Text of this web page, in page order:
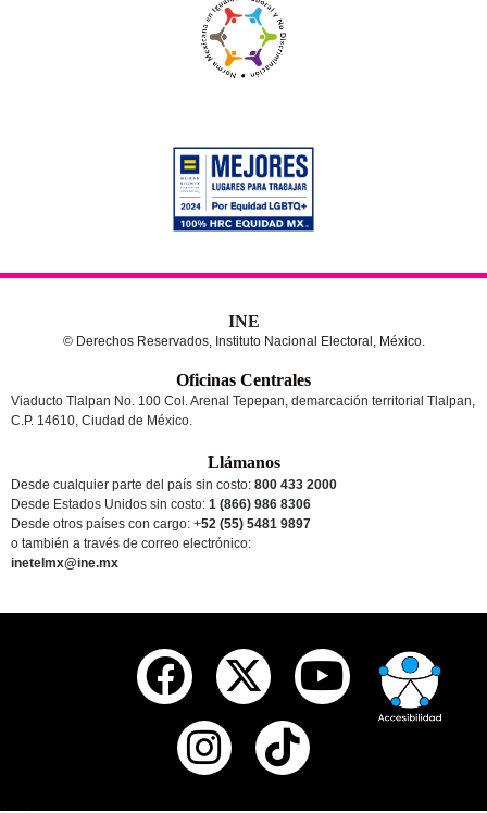
INE
© Derechos Reservados, Instituto Nacional Electoral, México.
Oficinas Centrales
Viaducto Tlalpan No. 100 Col. Arenal Tepepan, demarcación territorial Tlalpan,
C.P. 14610, Ciudad de México.
Llámanos
Desde cualquier parte del país sin costo: 800 433 2000
Desde Estados Unidos sin costo: 1 (866) 986 8306
Desde otros países con cargo: +52 (55) 5481 9897
o también a través de correo electrónico:
inetelmx@ine.mx